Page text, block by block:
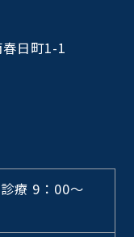
日町1-1
診療 9：00～